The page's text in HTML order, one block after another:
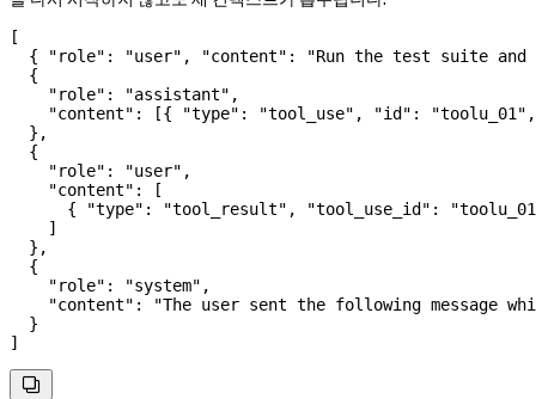
[
  {
"role" : "user" , "content" :
"Run the test suite
  {
    "role"
: "assistant" ,
    "content"
: [{ "type" : "tool_use" , "id" : "toolu_01"
  },
  {
    "role"
: "user" ,
    "content"
: [
      {
"type" : "tool_result" , "tool_use_id" :
    ]
  },
  {
    "role"
: "system" ,
    "content"
:
"The user sent the following message
  }
]
